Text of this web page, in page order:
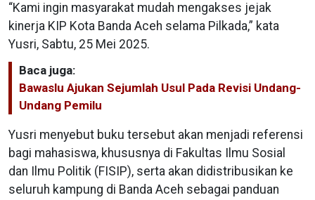
“Kami ingin masyarakat mudah mengakses jejak
kinerja KIP Kota Banda Aceh selama Pilkada,” kata
Yusri, Sabtu, 25 Mei 2025.
Baca juga:
Bawaslu Ajukan Sejumlah Usul Pada Revisi Undang-
Undang Pemilu
Yusri menyebut buku tersebut akan menjadi referensi
bagi mahasiswa, khususnya di Fakultas Ilmu Sosial
dan Ilmu Politik (FISIP), serta akan didistribusikan ke
seluruh kampung di Banda Aceh sebagai panduan